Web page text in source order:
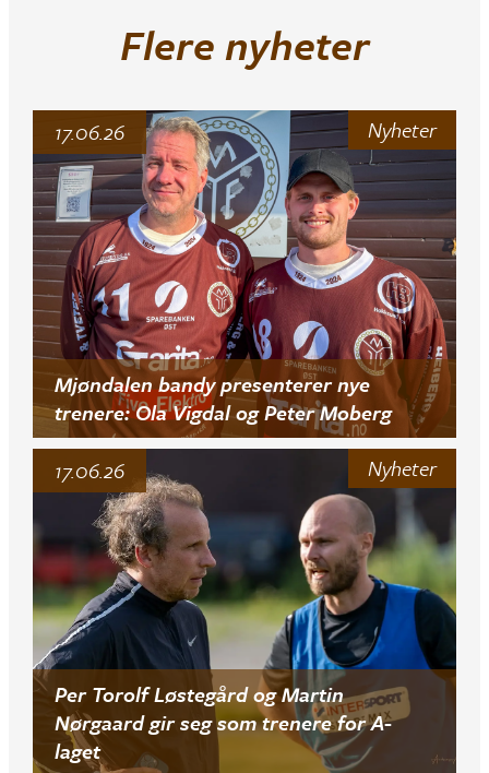
Flere nyheter
Nyheter
Mjøndalen bandy presenterer nye
trenere: Ola Vigdal og Peter Moberg
17.06.26
Nyheter
Per Torolf Løstegård og Martin
Nørgaard gir seg som trenere for A-
laget
17.06.26